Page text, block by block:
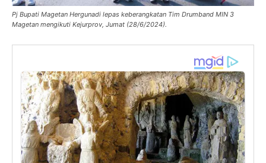
Pj Bupati Magetan Hergunadi lepas keberangkatan Tim Drumband MIN 3
Magetan mengikuti Kejurprov, Jumat (28/6/2024).